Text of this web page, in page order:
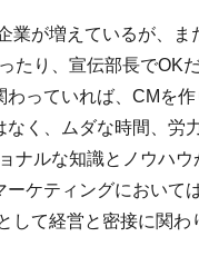
業が増えているが、
たり、宣伝部長でOK
っていれば、CMを
く、ムダな時間、労
ナルな知識とノウハ
ーケティングにおいて
して経営と密接に関わ